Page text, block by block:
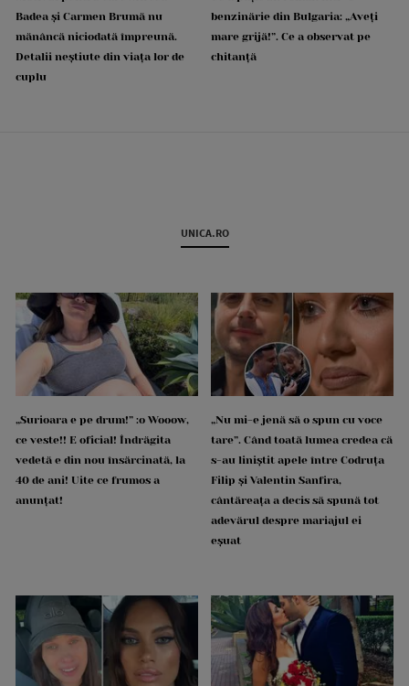
Badea și Carmen Brumă nu
mănâncă niciodată împreună.
Detalii neștiute din viața lor de
cuplu
benzinărie din Bulgaria: „Aveți
mare grijă!”. Ce a observat pe
chitanță
UNICA.RO
„Surioara e pe drum!” :o Wooow,
ce veste!! E oficial! Îndrăgita
vedetă e din nou însărcinată, la
40 de ani! Uite ce frumos a
anunțat!
„Nu mi-e jenă să o spun cu voce
tare”. Când toată lumea credea că
s-au liniștit apele între Codruța
Filip și Valentin Sanfira,
cântăreața a decis să spună tot
adevărul despre mariajul ei
eșuat